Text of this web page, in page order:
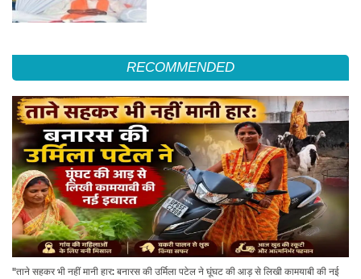
RECOMMENDED
"ताने सहकर भी नहीं मानी हार: बनारस की उर्मिला पटेल ने घूंघट की आड़ से लिखी कामयाबी की नई